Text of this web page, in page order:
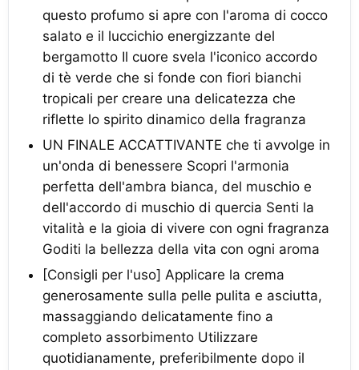
questo profumo si apre con l'aroma di cocco
salato e il luccichio energizzante del
bergamotto Il cuore svela l'iconico accordo
di tè verde che si fonde con fiori bianchi
tropicali per creare una delicatezza che
riflette lo spirito dinamico della fragranza
UN FINALE ACCATTIVANTE che ti avvolge in
un'onda di benessere Scopri l'armonia
perfetta dell'ambra bianca, del muschio e
dell'accordo di muschio di quercia Senti la
vitalità e la gioia di vivere con ogni fragranza
Goditi la bellezza della vita con ogni aroma
[Consigli per l'uso] Applicare la crema
generosamente sulla pelle pulita e asciutta,
massaggiando delicatamente fino a
completo assorbimento Utilizzare
quotidianamente, preferibilmente dopo il